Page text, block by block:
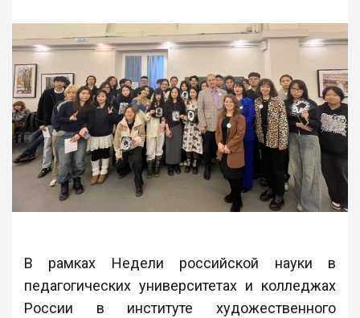
В рамках Недели российской науки в
педагогических университетах и колледжах
России в институте художественного